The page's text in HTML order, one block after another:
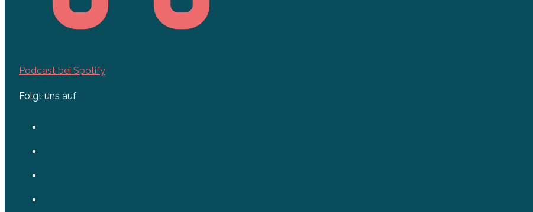
Podcast bei Spotify
Folgt uns auf